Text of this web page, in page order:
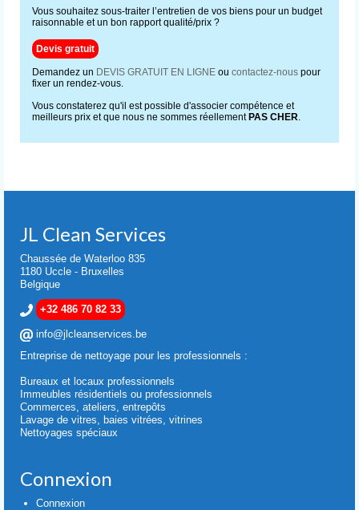
Vous souhaitez sous-traiter l’entretien de vos biens pour un budget
raisonnable et un bon rapport qualité/prix ?
Devis gratuit
Demandez un DEVIS GRATUIT EN LIGNE ou contactez-nous pour
fixer un rendez-vous.
Vous constaterez qu'il est possible d'associer compétence et
meilleurs prix et que nous ne sommes réellement PAS CHER.
JL Clean Services
Chaussée de Waterloo 835
1180 Uccle - Bruxelles
Belgique
+32 486 70 82 33
info@jlcleanservices.be
Entreprise de nettoyage pour les professionnels :
Bureaux et locaux professionnels
Immeubles résidentiels ou professionnels
Commerces, ateliers, entrepôts
Lavage de vitres, baies vitrées, vitrines
Nettoyages spéciaux
Connexion
Connexion